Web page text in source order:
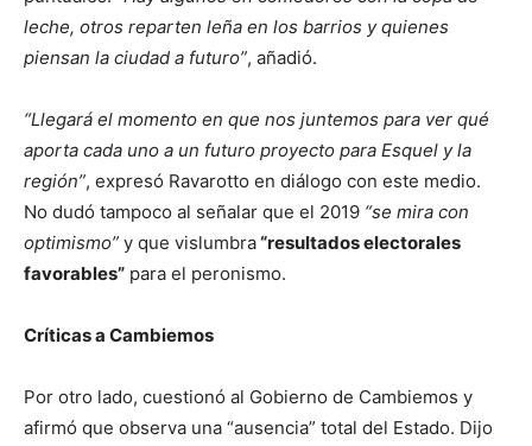
leche, otros reparten leña en los barrios y quienes
piensan la ciudad a futuro”, añadió.
“Llegará el momento en que nos juntemos para ver qué
aporta cada uno a un futuro proyecto para Esquel y la
región”, expresó Ravarotto en diálogo con este medio.
No dudó tampoco al señalar que el 2019 “se mira con
optimismo” y que vislumbra“resultados electorales
favorables” para el peronismo.
Críticas a Cambiemos
Por otro lado, cuestionó al Gobierno de Cambiemos y
afirmó que observa una “ausencia” total del Estado. Dijo